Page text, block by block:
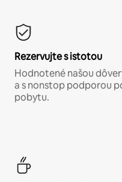
Rezervujte s istotou
Hodnotené našou
a s nonstop podporou
pobytu.